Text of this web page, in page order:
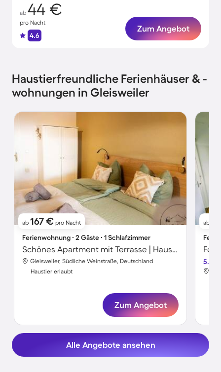
ab 44 €
pro Nacht
4.6
Zum Angebot
Haustierfreundliche Ferienhäuser & -
wohnungen in Gleisweiler
ab 167 € pro Nacht
Ferienwohnung ∙ 2 Gäste ∙ 1 Schlafzimmer
Schönes Apartment mit Terrasse | Haustiere sind willkommen
Gleisweiler, Südliche Weinstraße, Deutschland
Haustier erlaubt
Zum Angebot
ab
5.0
Alle Angebote ansehen